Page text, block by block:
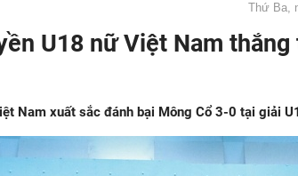
Thứ Ba,
U18 nữ Việt Nam
Nam xuất sắc đánh bại Mông Cổ 3-0 tại giải